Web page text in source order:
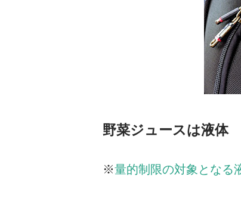
野菜ジュースは液体
※量的制限の対象となる